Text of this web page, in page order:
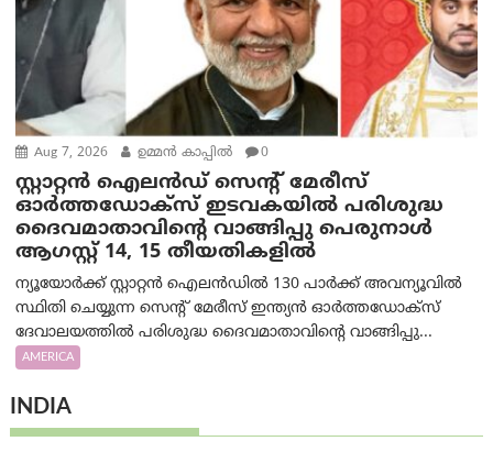
Aug 7, 2026 ഉമ്മന്‍ കാപ്പില്‍ 0
സ്റ്റാറ്റൻ ഐലൻഡ് സെന്റ് മേരീസ്
ഓർത്തഡോക്സ് ഇടവകയിൽ പരിശുദ്ധ
ദൈവമാതാവിന്റെ വാങ്ങിപ്പു പെരുനാൾ
ആഗസ്റ്റ് 14, 15 തീയതികളിൽ
ന്യൂയോർക്ക് സ്റ്റാറ്റൻ ഐലൻഡിൽ 130 പാർക്ക് അവന്യൂവിൽ
സ്ഥിതി ചെയ്യുന്ന സെന്റ് മേരീസ് ഇന്ത്യൻ ഓർത്തഡോക്സ്
ദേവാലയത്തിൽ പരിശുദ്ധ ദൈവമാതാവിന്റെ വാങ്ങിപ്പു...
AMERICA
INDIA